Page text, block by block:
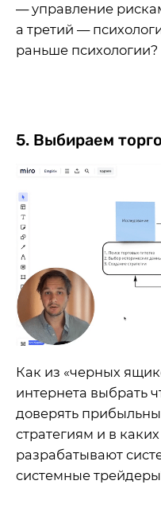
— управление
а третий —
раньше психологии?
5. Выбираем
Как из «черных
интернета выбрать
доверять
стратегиям и в
разрабатывают
системные